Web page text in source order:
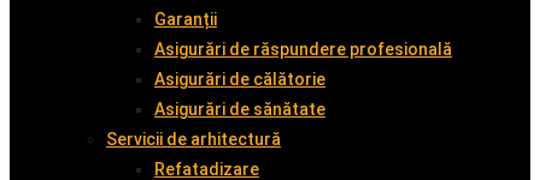
Garanții
Asigurări de răspundere profesională
Asigurări de călătorie
Asigurări de sănătate
Servicii de arhitectură
Refatadizare